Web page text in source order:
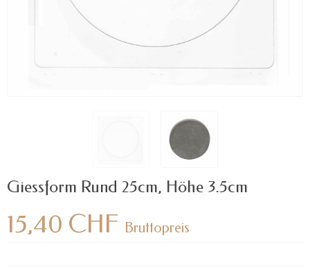
Giessform Rund 25cm, Höhe 3.5cm
15,40 CHF Bruttopreis